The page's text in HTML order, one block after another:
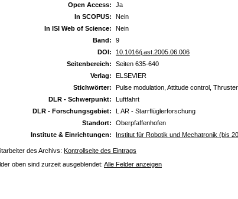
Open Access:
Ja
In SCOPUS:
Nein
In ISI Web of Science:
Nein
Band:
9
DOI:
10.1016/j.ast.2005.06.006
Seitenbereich:
Seiten 635-640
Verlag:
ELSEVIER
Stichwörter:
Pulse modulation, Attitude control,
DLR - Schwerpunkt:
Luftfahrt
DLR - Forschungsgebiet:
L AR - Starrflüglerforschung
Standort:
Oberpfaffenhofen
Institute & Einrichtungen:
Institut für Robotik und Mechatronik (bis
des Archivs: Kontrollseite des Eintrags
oben sind zurzeit ausgeblendet: Alle Felder anzeigen